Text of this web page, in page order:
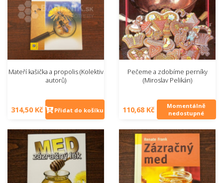
Mateří kašička a propolis (Kolektiv
autorů)
314,50 Kč Přidat do košíku
Pečeme a zdobíme perníky
(Miroslav Pelikán)
110,68 Kč
Momentálně
nedostupné